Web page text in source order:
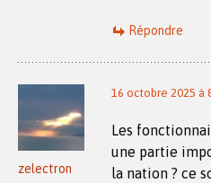
Répondre
zelectron
16 octobre 2025 à
Les
une partie
la nation ? ce